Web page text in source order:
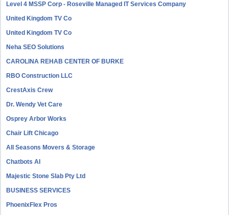
Level 4 MSSP Corp - Roseville Managed IT Services Company
United Kingdom TV Co
United Kingdom TV Co
Neha SEO Solutions
CAROLINA REHAB CENTER OF BURKE
RBO Construction LLC
CrestAxis Crew
Dr. Wendy Vet Care
Osprey Arbor Works
Chair Lift Chicago
All Seasons Movers & Storage
Chatbots AI
Majestic Stone Slab Pty Ltd
BUSINESS SERVICES
PhoenixFlex Pros